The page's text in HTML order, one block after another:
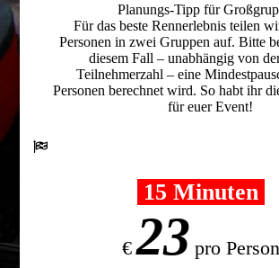
Planungs-Tipp für
Für das beste Rennerlebnis teilen
Personen in zwei Gruppen auf. Bitte
diesem Fall – unabhängig von
Teilnehmerzahl – eine
Personen berechnet wird. So habt ihr
für euer Event!
15 Minuten
€ 23 pro Person